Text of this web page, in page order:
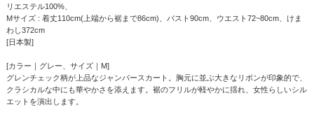
リエステル100%、
Mサイズ : 着丈110cm(上端から裾まで86cm)、バスト90cm、ウエスト72~80cm、けま
わし372cm
[日本製]
[カラー｜グレー、サイズ｜M]
グレンチェック柄が上品なジャンパースカート。胸元に並ぶ大きなリボンが印象的で、
クラシカルな中にも華やかさを添えます。裾のフリルが軽やかに揺れ、女性らしいシル
エットを演出します。